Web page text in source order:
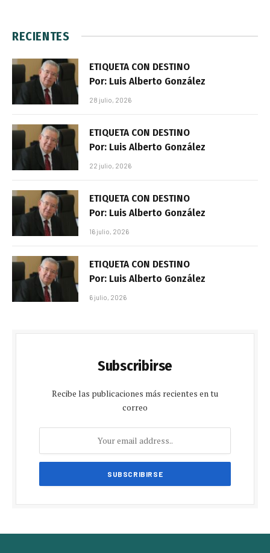
RECIENTES
ETIQUETA CON DESTINO
Por: Luis Alberto González
28 julio, 2026
ETIQUETA CON DESTINO
Por: Luis Alberto González
22 julio, 2026
ETIQUETA CON DESTINO
Por: Luis Alberto González
16 julio, 2026
ETIQUETA CON DESTINO
Por: Luis Alberto González
6 julio, 2026
Subscribirse
Recibe las publicaciones más recientes en tu
correo